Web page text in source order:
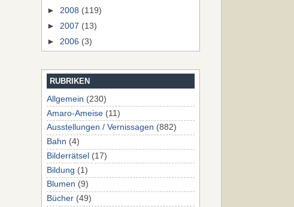
► 2008 (119)
► 2007 (13)
► 2006 (3)
RUBRIKEN
Allgemein (230)
Amaro-Ameise (11)
Ausstellungen / Vernissagen (882)
Bahn (4)
Bilderrätsel (17)
Bildung (1)
Blumen (9)
Bücher (49)